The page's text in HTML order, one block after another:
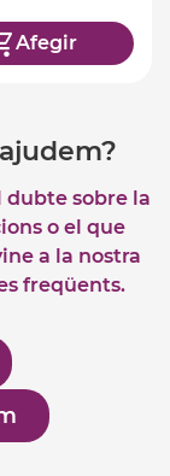
Afegir
dubte sobre la
o el que
a la nostra
freqüents.